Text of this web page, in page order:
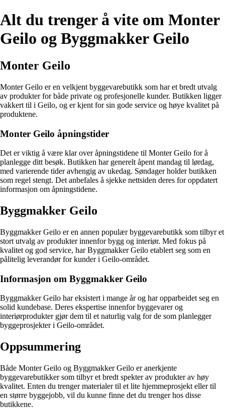
Alt du trenger å vite om Monter
Geilo og Byggmakker Geilo
Monter Geilo
Monter Geilo er en velkjent byggevarebutikk som har et bredt utvalg
av produkter for både private og profesjonelle kunder. Butikken ligger
vakkert til i Geilo, og er kjent for sin gode service og høye kvalitet på
produktene.
Monter Geilo åpningstider
Det er viktig å være klar over åpningstidene til Monter Geilo for å
planlegge ditt besøk. Butikken har generelt åpent mandag til lørdag,
med varierende tider avhengig av ukedag. Søndager holder butikken
som regel stengt. Det anbefales å sjekke nettsiden deres for oppdatert
informasjon om åpningstidene.
Byggmakker Geilo
Byggmakker Geilo er en annen populær byggevarebutikk som tilbyr et
stort utvalg av produkter innenfor bygg og interiør. Med fokus på
kvalitet og god service, har Byggmakker Geilo etablert seg som en
pålitelig leverandør for kunder i Geilo-området.
Informasjon om Byggmakker Geilo
Byggmakker Geilo har eksistert i mange år og har opparbeidet seg en
solid kundebase. Deres ekspertise innenfor byggevarer og
interiørprodukter gjør dem til et naturlig valg for de som planlegger
byggeprosjekter i Geilo-området.
Oppsummering
Både Monter Geilo og Byggmakker Geilo er anerkjente
byggevarebutikker som tilbyr et bredt spekter av produkter av høy
kvalitet. Enten du trenger materialer til et lite hjemmeprosjekt eller til
en større byggejobb, vil du kunne finne det du trenger hos disse
butikkene.